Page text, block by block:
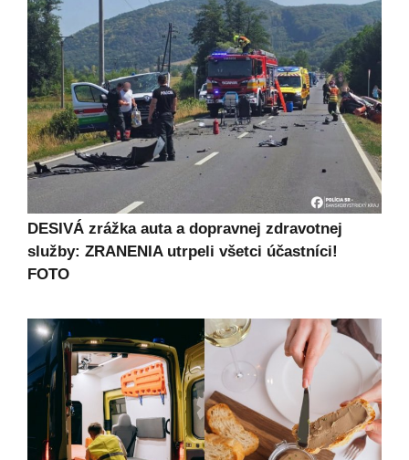
DESIVÁ zrážka auta a dopravnej zdravotnej
služby: ZRANENIA utrpeli všetci účastníci!
FOTO